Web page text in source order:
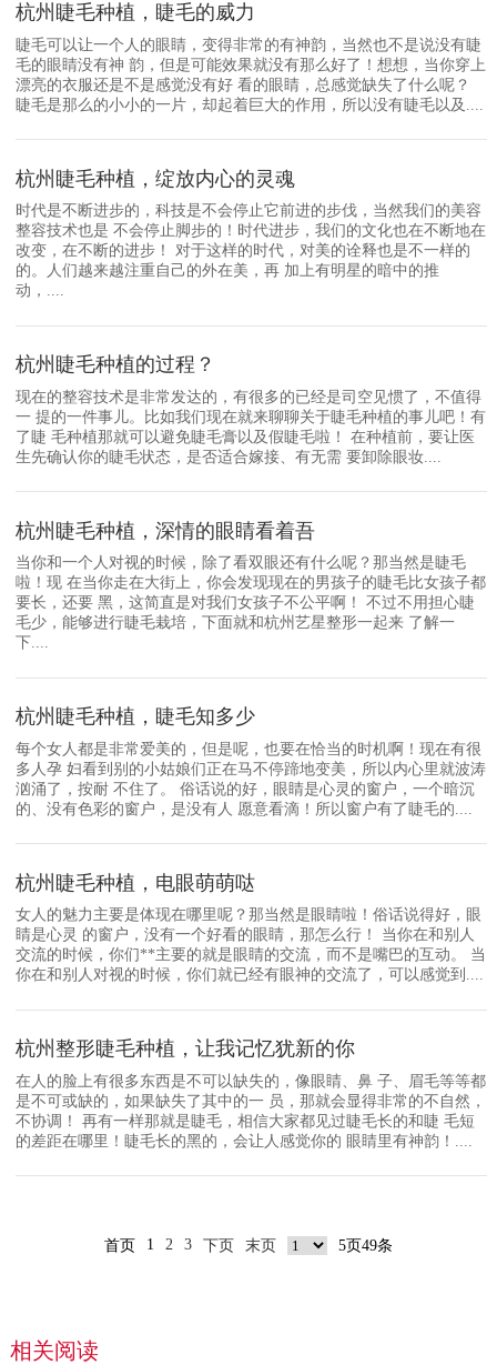
杭州睫毛种植，睫毛的威力
睫毛可以让一个人的眼睛，变得非常的有神韵，当然也不是说没有睫
毛的眼睛没有神 韵，但是可能效果就没有那么好了！想想，当你穿上
漂亮的衣服还是不是感觉没有好 看的眼睛，总感觉缺失了什么呢？
睫毛是那么的小小的一片，却起着巨大的作用，所以没有睫毛以及....
杭州睫毛种植，绽放内心的灵魂
时代是不断进步的，科技是不会停止它前进的步伐，当然我们的美容
整容技术也是 不会停止脚步的！时代进步，我们的文化也在不断地在
改变，在不断的进步！ 对于这样的时代，对美的诠释也是不一样的
的。人们越来越注重自己的外在美，再 加上有明星的暗中的推
动，....
杭州睫毛种植的过程？
现在的整容技术是非常发达的，有很多的已经是司空见惯了，不值得
一 提的一件事儿。比如我们现在就来聊聊关于睫毛种植的事儿吧！有
了睫 毛种植那就可以避免睫毛膏以及假睫毛啦！ 在种植前，要让医
生先确认你的睫毛状态，是否适合嫁接、有无需 要卸除眼妆....
杭州睫毛种植，深情的眼睛看着吾
当你和一个人对视的时候，除了看双眼还有什么呢？那当然是睫毛
啦！现 在当你走在大街上，你会发现现在的男孩子的睫毛比女孩子都
要长，还要 黑，这简直是对我们女孩子不公平啊！ 不过不用担心睫
毛少，能够进行睫毛栽培，下面就和杭州艺星整形一起来 了解一
下....
杭州睫毛种植，睫毛知多少
每个女人都是非常爱美的，但是呢，也要在恰当的时机啊！现在有很
多人孕 妇看到别的小姑娘们正在马不停蹄地变美，所以内心里就波涛
汹涌了，按耐 不住了。 俗话说的好，眼睛是心灵的窗户，一个暗沉
的、没有色彩的窗户，是没有人 愿意看滴！所以窗户有了睫毛的....
杭州睫毛种植，电眼萌萌哒
女人的魅力主要是体现在哪里呢？那当然是眼睛啦！俗话说得好，眼
睛是心灵 的窗户，没有一个好看的眼睛，那怎么行！ 当你在和别人
交流的时候，你们**主要的就是眼睛的交流，而不是嘴巴的互动。 当
你在和别人对视的时候，你们就已经有眼神的交流了，可以感觉到....
杭州整形睫毛种植，让我记忆犹新的你
在人的脸上有很多东西是不可以缺失的，像眼睛、鼻 子、眉毛等等都
是不可或缺的，如果缺失了其中的一 员，那就会显得非常的不自然，
不协调！ 再有一样那就是睫毛，相信大家都见过睫毛长的和睫 毛短
的差距在哪里！睫毛长的黑的，会让人感觉你的 眼睛里有神韵！....
首页 1 2 3 下页 末页 5页49条
相关阅读